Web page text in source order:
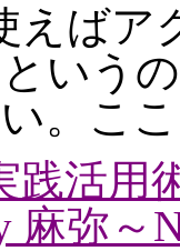
えば
いう
。こ
践活用
麻弥～